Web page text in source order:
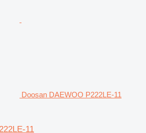
Doosan DAEWOO P222LE-11
11